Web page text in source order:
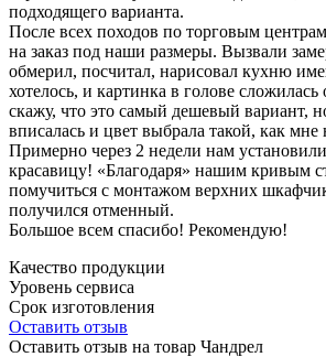
подходящего варианта.
После всех походов по торговым
на заказ под наши размеры. Вызвали
обмерил, посчитал, нарисовал кухню
хотелось, и картинка в голове
скажу, что это самый дешевый вариант,
вписалась и цвет выбрала такой, как мне
Примерно через 2 недели нам
красавицу! «Благодаря» нашим кривым
помучиться с монтажом верхних
получился отменный.
Большое всем спасибо! Рекомендую!
Качество продукции
Уровень сервиса
Срок изготовления
Оставить отзыв
Оставить отзыв на товар Чандрел